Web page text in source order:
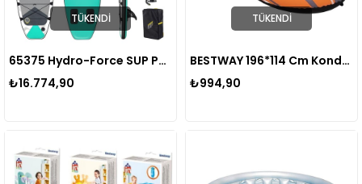
TÜKENDI
65375 Hydro-Force SUP Paddle Board Set Aqua Wander 305 x 84 x 12 cm
₺16.774,90
TÜKENDI
BESTWAY 196*114 Cm Kondor 2000 Bot 2 Kişilik
₺994,90